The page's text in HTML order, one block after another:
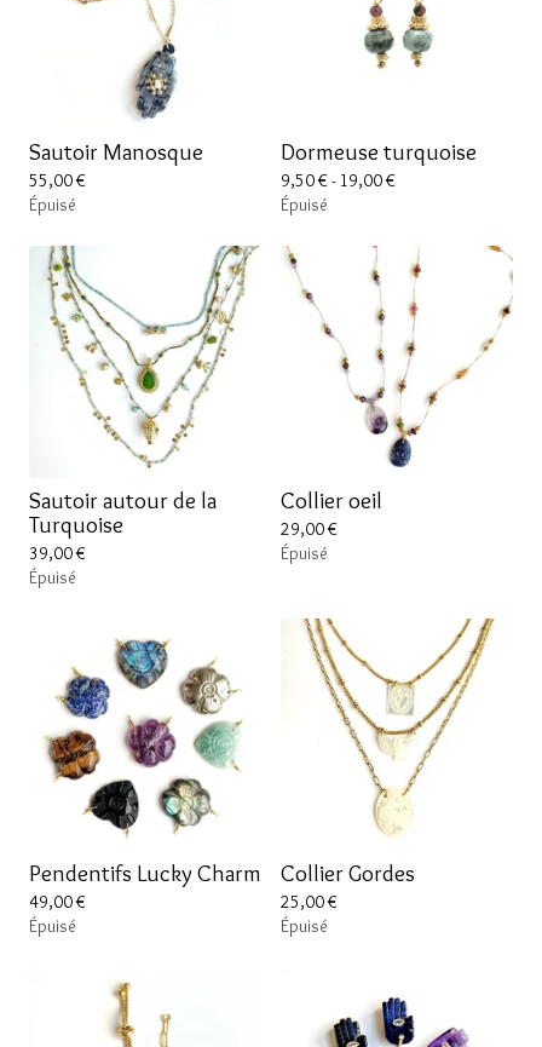
Sautoir Manosque
55,00€
Épuisé
Dormeuse turquoise
9,50€ - 19,00€
Épuisé
Sautoir autour de la
Turquoise
39,00€
Épuisé
Collier oeil
29,00€
Épuisé
Pendentifs Lucky Charm
49,00€
Épuisé
Collier Gordes
25,00€
Épuisé